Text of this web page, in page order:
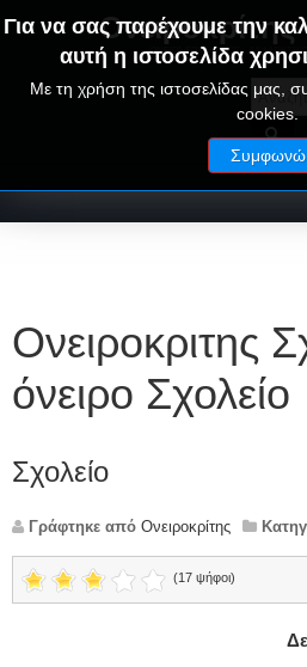
ΟΝΕΙΡΑ ΕΡΜΗΝΕΙΕΣ -
Για να σας παρέχουμε την
αυτή η ιστοσελίδα
Με τη χρήση της ιστοσελίδας μας,
cookies.
Συμφωνώ
Ονειροκριτης
όνειρο Σχολείο
Σχολείο
Γράφτηκε από Ονειροκρίτης
(17 ψήφοι)